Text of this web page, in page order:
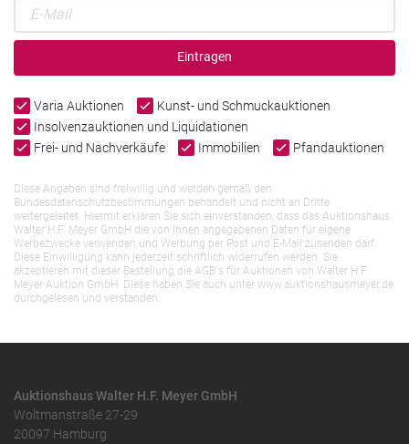
Eintragen
Varia Auktionen
Kunst- und Schmuckauktionen
Insolvenzauktionen und Liquidationen
Frei- und Nachverkäufe
Immobilien Pfandauktionen
Diese Angaben sind freiwillig und werden gemäß den
Bundesdatenschutzbestimmungen behandelt und nicht an Dritte
weitergeleitet. Hiermit erklären Sie sich einverstanden, dass das Auktionshaus
Walter H.F. Meyer GmbH die von Ihnen angegebenen Daten für eigene
Werbezwecke verwenden und Werbung per Post und E-Mail zusenden darf.
Diese Einwilligung kann jederzeit schriftlich widerrufen werden. Sie
akzeptieren mit dieser Bestellung die AGB`s für Auktionen von Walter H.F.
Meyer Auktion GmbH. Diese haben Sie auch unter www.auktionshausmeyer.de
durchgelesen und verstanden.
Auktionshaus Walter H.F. Meyer GmbH
Woltmanstraße 27-29
20097 Hamburg